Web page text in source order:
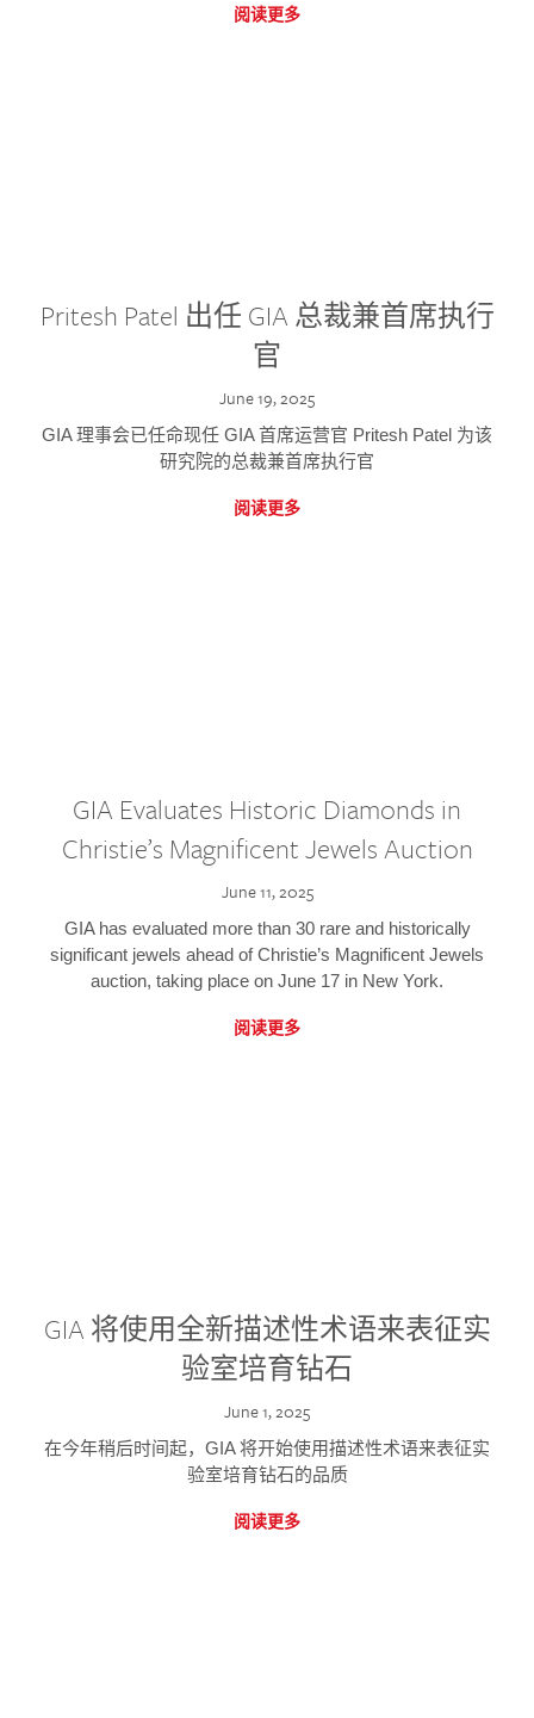
阅读更多
Pritesh Patel 出任 GIA 总裁兼首席执行
官
June 19, 2025
GIA 理事会已任命现任 GIA 首席运营官 Pritesh Patel 为该
研究院的总裁兼首席执行官
阅读更多
GIA Evaluates Historic Diamonds in
Christie’s Magnificent Jewels Auction
June 11, 2025
GIA has evaluated more than 30 rare and historically
significant jewels ahead of Christie’s Magnificent Jewels
auction, taking place on June 17 in New York.
阅读更多
GIA 将使用全新描述性术语来表征实
验室培育钻石
June 1, 2025
在今年稍后时间起，GIA 将开始使用描述性术语来表征实
验室培育钻石的品质
阅读更多